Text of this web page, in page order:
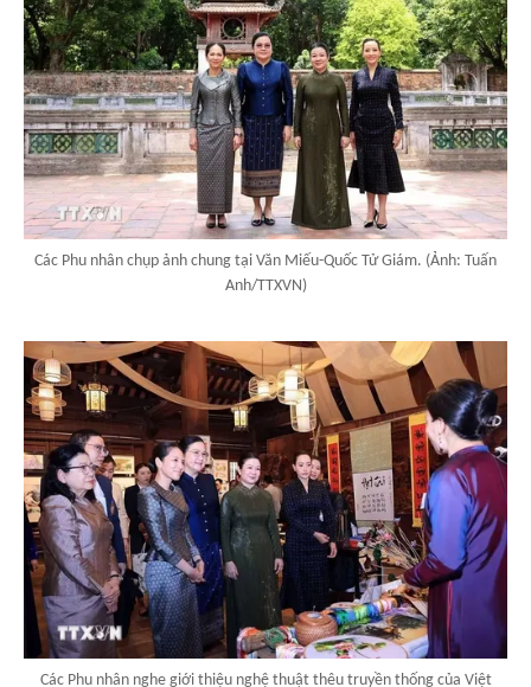
Các Phu nhân chụp ảnh chung tại Văn Miếu-Quốc Tử Giám. (Ảnh: Tuấn
Anh/TTXVN)
Các Phu nhân nghe giới thiệu nghệ thuật thêu truyền thống của Việt